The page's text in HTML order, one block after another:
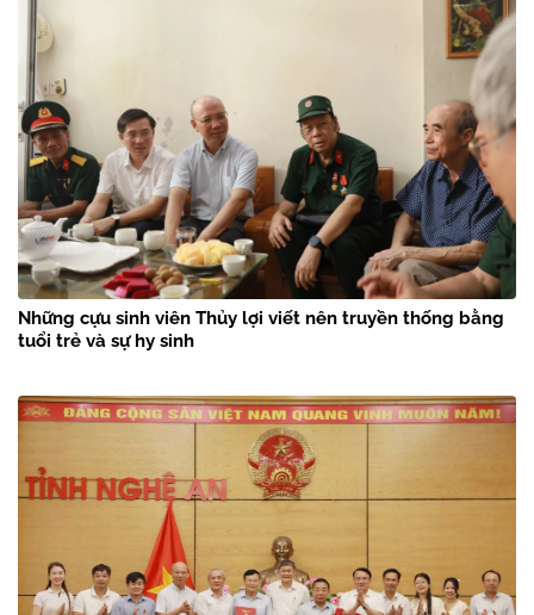
Những cựu sinh viên Thủy lợi viết nên truyền thống bằng
tuổi trẻ và sự hy sinh